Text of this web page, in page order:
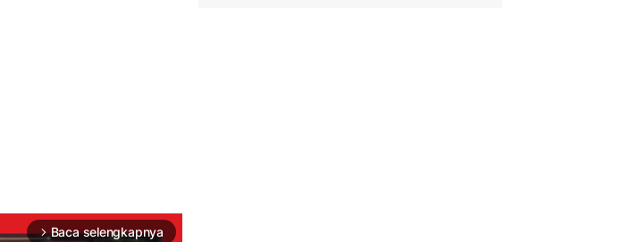
arrow_forward_ios Baca selengkapnya